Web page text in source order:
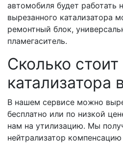
автомобиля будет работать
вырезанного катализатора
ремонтный блок,
пламегаситель.
Сколько
катализатора
В нашем сервисе можно
бесплатно или по низкой
нам на утилизацию. Мы
нейтрализатор